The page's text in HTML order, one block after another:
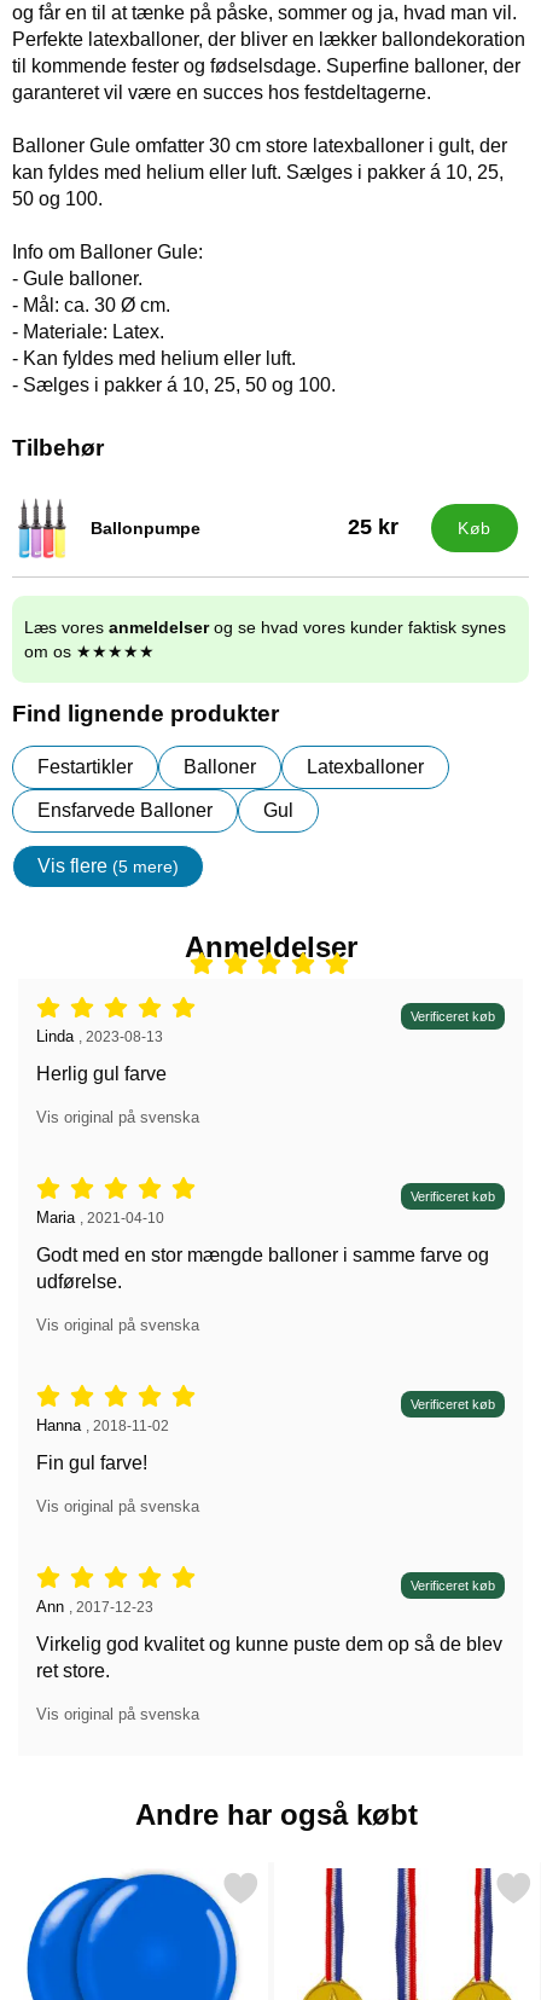
og får en til at tænke på påske, sommer og ja, hvad man vil.
Perfekte latexballoner, der bliver en lækker ballondekoration
til kommende fester og fødselsdage. Superfine balloner, der
garanteret vil være en succes hos festdeltagerne.
Balloner Gule omfatter 30 cm store latexballoner i gult, der
kan fyldes med helium eller luft. Sælges i pakker á 10, 25,
50 og 100.
Info om Balloner Gule:
- Gule balloner.
- Mål: ca. 30 Ø cm.
- Materiale: Latex.
- Kan fyldes med helium eller luft.
- Sælges i pakker á 10, 25, 50 og 100.
Tilbehør
Ballonpumpe
Varenr 9838 25 kr Køb
Læs vores anmeldelserog se hvad vores kunder faktisk synes
om os ★★★★★
Find lignende produkter
Festartikler Balloner Latexballoner
Ensfarvede Balloner Gul
Vis flere (5 mere)
Egenskaper
Anmeldelser
Anmeldelser: 5 stjerne af 5, Verificeret køb
Anmeldelser af:
Linda 2023-08-13
Herlig gul farve
Vis original på svenska
Anmeldelser: 5 stjerne af 5, Verificeret køb
Anmeldelser af:
Maria 2021-04-10
Godt med en stor mængde balloner i samme farve og
udførelse.
Vis original på svenska
Anmeldelser: 5 stjerne af 5, Verificeret køb
Anmeldelser af:
Hanna 2018-11-02
Fin gul farve!
Vis original på svenska
Anmeldelser: 5 stjerne af 5, Verificeret køb
Anmeldelser af:
Ann 2017-12-23
Virkelig god kvalitet og kunne puste dem op så de blev
ret store.
Vis original på svenska
Andre har også købt
Markér balloner Blå 25-pak som favoritMarkér guldmedalje